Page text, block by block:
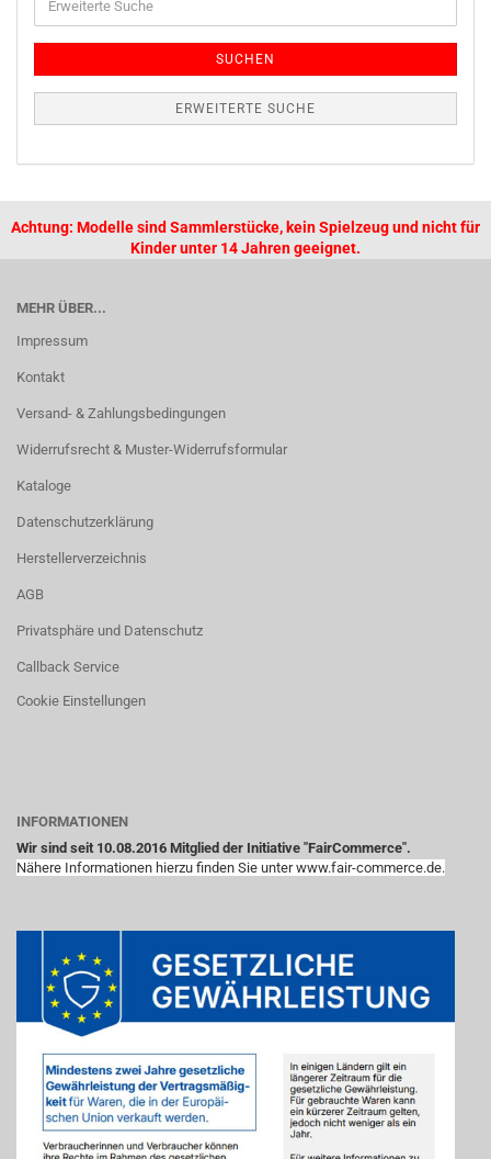
SUCHEN
ERWEITERTE SUCHE
Achtung: Modelle sind Sammlerstücke, kein Spielzeug und nicht für
Kinder unter 14 Jahren geeignet.
MEHR ÜBER...
Impressum
Kontakt
Versand- & Zahlungsbedingungen
Widerrufsrecht & Muster-Widerrufsformular
Kataloge
Datenschutzerklärung
Herstellerverzeichnis
AGB
Privatsphäre und Datenschutz
Callback Service
Cookie Einstellungen
INFORMATIONEN
Wir sind seit 10.08.2016 Mitglied der Initiative "FairCommerce".
Nähere Informationen hierzu finden Sie unter www.fair-commerce.de.